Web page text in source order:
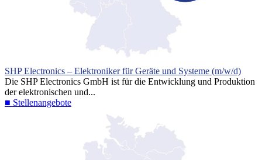
SHP Electronics – Elektroniker für Geräte und Systeme (m/w/d)
Die SHP Electronics GmbH ist für die Entwicklung und Produktion
der elektronischen und...
■ Stellenangebote